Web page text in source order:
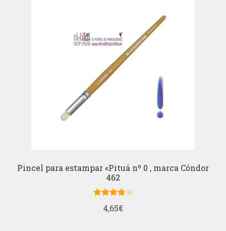
Pincel para estampar «Pituá nº 0 , marca Cóndor
462
con4.00
4,65€